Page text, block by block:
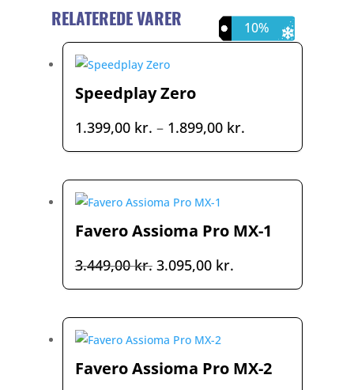
RELATEREDE VARER 7%
Speedplay Zero
1.399,00 kr. – 1.899,00 kr.Prisinterval:
1.399,00 kr.
1.899,00 kr.
10%
Favero Assioma Pro MX-1
3.449,00kr. Den
oprindelige
3.449,00 kr..
3.095,00 kr.Den
aktuelle
10%
Favero Assioma Pro MX-2